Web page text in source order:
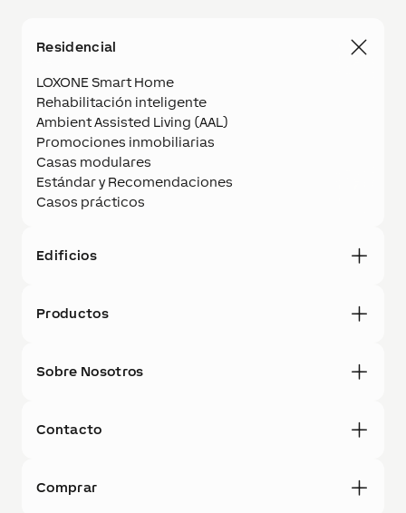
Residencial
LOXONE Smart Home
Rehabilitación inteligente
Ambient Assisted Living (AAL)
Promociones inmobiliarias
Casas modulares
Estándar y Recomendaciones
Casos prácticos
Edificios
Productos
Sobre Nosotros
Contacto
Comprar